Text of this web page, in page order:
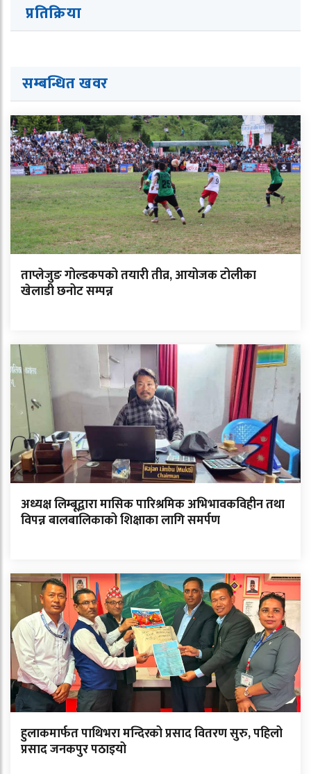
प्रतिक्रिया
सम्बन्धित खवर
ताप्लेजुङ गोल्डकपको तयारी तीव्र, आयोजक टोलीका
खेलाडी छनोट सम्पन्न
अध्यक्ष लिम्बूद्वारा मासिक पारिश्रमिक अभिभावकविहीन तथा
विपन्न बालबालिकाको शिक्षाका लागि समर्पण
हुलाकमार्फत पाथिभरा मन्दिरको प्रसाद वितरण सुरु, पहिलो
प्रसाद जनकपुर पठाइयो